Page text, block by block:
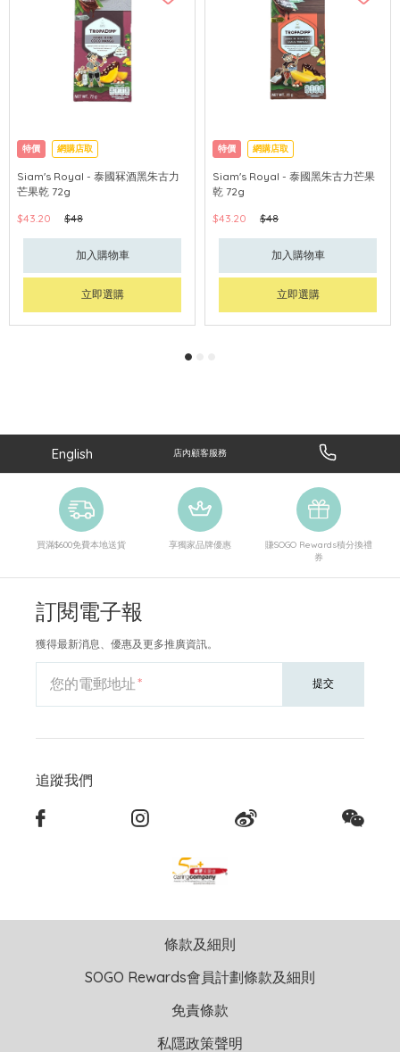
特價 網購店取
Siam's Royal - 泰國冧酒黑朱古力
芒果乾 72g
$43.20
$48
加入購物車
立即選購
特價 網購店取
Siam's Royal - 泰國黑朱古力芒果
乾 72g
$43.20
$48
加入購物車
立即選購
English 店內顧客服務
買滿$600免費本地送貨 享獨家品牌優惠
賺SOGO Rewards積分換禮
券
訂閱電子報
獲得最新消息、優惠及更多推廣資訊。
您的電郵地址 提交
追蹤我們
條款及細則
SOGO Rewards會員計劃條款及細則
免責條款
私隱政策聲明